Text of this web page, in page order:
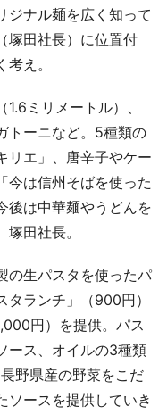
ジナル麺を広く知って
塚田社長）に位置付
え。
ミリメートル）、
トーニなど。5種類の
リエ」、唐辛子やケー
今は信州そばを使った
後は中華麺やうどんを
田社長。
の生パスタを使ったパ
ランチ」（900円）
円）を提供。パス
ース、オイルの3種類
野県産の野菜をこだ
ソースを提供していき